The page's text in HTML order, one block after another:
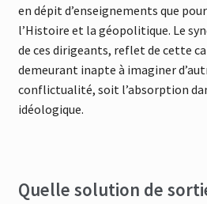
en dépit d’enseignements que
l’Histoire et la géopolitique. Le
de ces dirigeants, reflet de cette
demeurant inapte à imaginer
conflictualité, soit l’absorption
idéologique.
Quelle solution de